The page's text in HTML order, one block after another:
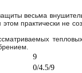
весьма
практически не
9
0/4.5/9